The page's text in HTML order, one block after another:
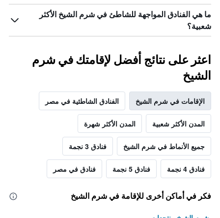
ما هي الفنادق المواجهة للشاطئ في شرم الشيخ الأكثر
شعبية؟
اعثر على نتائج أفضل لإقامتك في شرم
الشيخ
الإقامات في شرم الشيخ الفنادق الشاطئية في مصر
المدن الأكثر شعبية المدن الأكثر شهرة
جميع الأنماط في شرم الشيخ فنادق 3 نجمة
فنادق 4 نجمة فنادق 5 نجمة فنادق في مصر
فكر في أماكن أخرى للإقامة في شرم الشيخ